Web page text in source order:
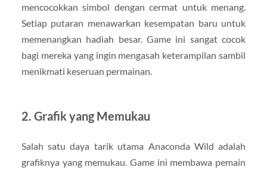
mencocokkan simbol dengan cermat untuk menang.
Setiap putaran menawarkan kesempatan baru untuk
memenangkan hadiah besar. Game ini sangat cocok
bagi mereka yang ingin mengasah keterampilan sambil
menikmati keseruan permainan.
2. Grafik yang Memukau
Salah satu daya tarik utama Anaconda Wild adalah
grafiknya yang memukau. Game ini membawa pemain